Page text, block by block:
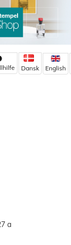
Dansk English
a